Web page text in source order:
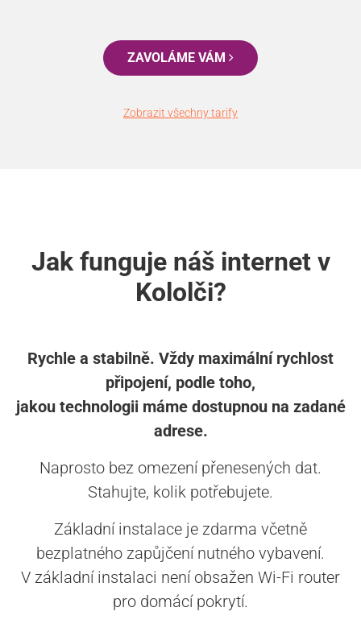
ZAVOLÁME VÁM
Zobrazit všechny tarify
Jak funguje náš internet v
Kololči?
Rychle a stabilně. Vždy maximální rychlost
připojení, podle toho,
jakou technologii máme dostupnou na zadané
adrese.
Naprosto bez omezení přenesených dat.
Stahujte, kolik potřebujete.
Základní instalace je zdarma včetně
bezplatného zapůjčení nutného vybavení.
V základní instalaci není obsažen Wi-Fi router
pro domácí pokrytí.